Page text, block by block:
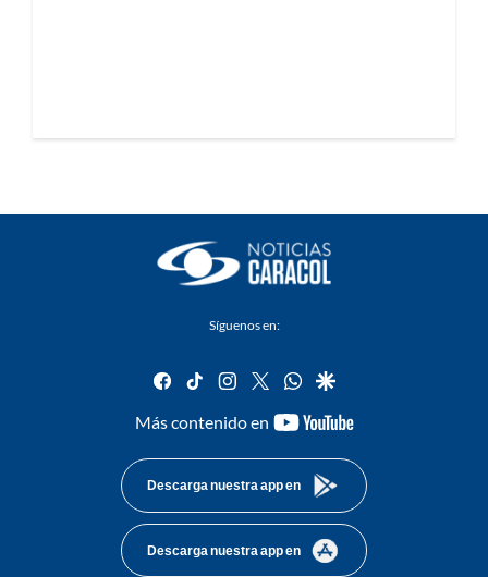
Síguenos en:
facebook
tiktok instagram
twitterwhatsapp
google
Más contenido en
youtube-
Descarga nuestra app en
Descarga nuestra app en